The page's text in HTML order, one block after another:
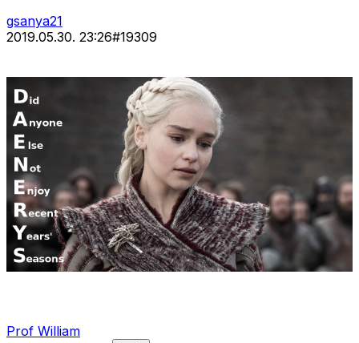
gsanya21
2019.05.30. 23:26#19309
Prof William